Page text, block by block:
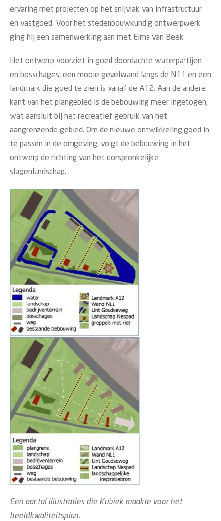
ervaring met projecten op het snijvlak van infrastructuur
en vastgoed. Voor het stedenbouwkundig ontwerpwerk
ging hij een samenwerking aan met Elma van Beek.
Het ontwerp voorziet in goed doordachte waterpartijen
en bosschages, een mooie gevelwand langs de N11 en een
landmark die goed te zien is vanaf de A12. Aan de andere
kant van het plangebied is de bebouwing meer ingetogen,
wat aansluit bij het recreatief gebruik van het
aangrenzende gebied. Om de nieuwe ontwikkeling goed in
te passen in de omgeving, volgt de bebouwing in het
ontwerp de richting van het oorspronkelijke
slagenlandschap.
Een aantal illustraties die Kubiek maakte voor het
beeldkwaliteitsplan.